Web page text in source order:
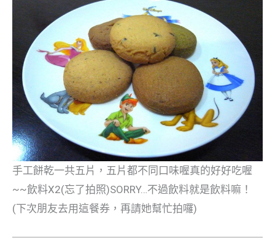
手工餅乾一共五片，五片都不同口味喔真的好好吃喔
~~飲料X2(忘了拍照)SORRY…不過飲料就是飲料嘛！
(下次朋友去用這餐券，再請她幫忙拍囉)